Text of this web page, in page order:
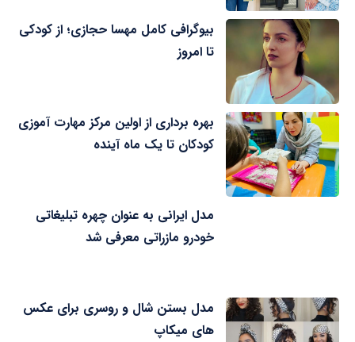
بیوگرافی کامل مهسا حجازی؛ از کودکی
تا امروز
بهره برداری از اولین مرکز مهارت آموزی
کودکان تا یک ماه آینده
مدل ایرانی به عنوان چهره تبلیغاتی
خودرو مازراتی معرفی شد
مدل بستن شال و روسری برای عکس
های میکاپ